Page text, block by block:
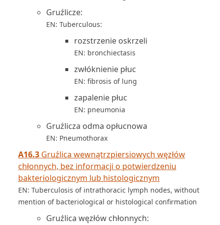
Gruźlicze:
EN: Tuberculous:
rozstrzenie oskrzeli
EN: bronchiectasis
zwłóknienie płuc
EN: fibrosis of lung
zapalenie płuc
EN: pneumonia
Gruźlicza odma opłucnowa
EN: Pneumothorax
A16.3 Gruźlica wewnątrzpiersiowych węzłów
chłonnych, bez informacji o potwierdzeniu
bakteriologicznym lub histologicznym
EN: Tuberculosis of intrathoracic lymph nodes, without
mention of bacteriological or histological confirmation
Gruźlica węzłów chłonnych: